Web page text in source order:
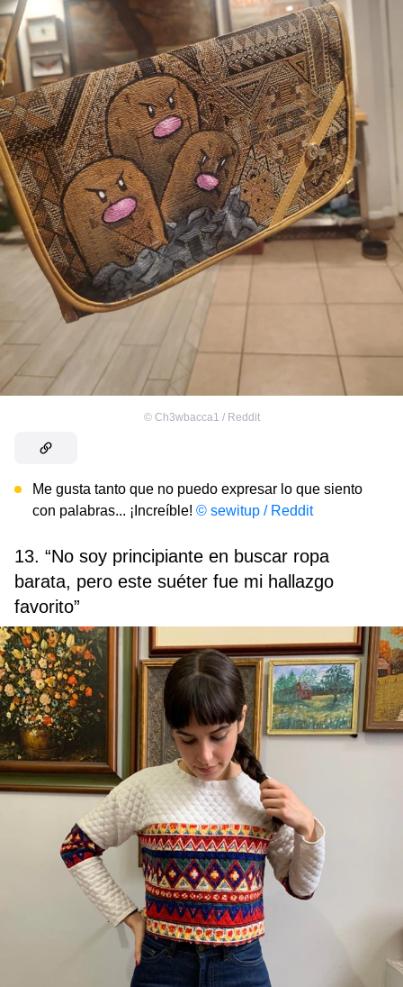
© Ch3wbacca1 / Reddit
Me gusta tanto que no puedo expresar lo que siento
con palabras... ¡Increíble! © sewitup / Reddit
13. “No soy principiante en buscar ropa
barata, pero este suéter fue mi hallazgo
favorito”